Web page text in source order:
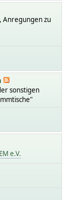
Anregungen zu
sonstigen
e.V.